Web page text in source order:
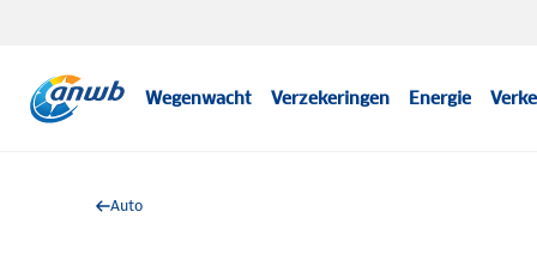
Wegenwacht Verzekeringen Energie
Auto